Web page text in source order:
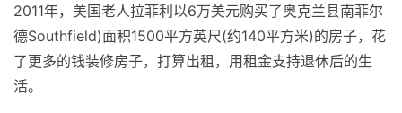
2011年，美国老人拉菲利以6万美元购买了奥克兰县南菲尔
德Southfield)面积1500平方英尺(约140平方米)的房子，花
了更多的钱装修房子，打算出租，用租金支持退休后的生
活。